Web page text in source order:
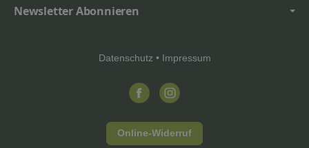
Newsletter Abonnieren
Datenschutz • Impressum
Online-Widerruf